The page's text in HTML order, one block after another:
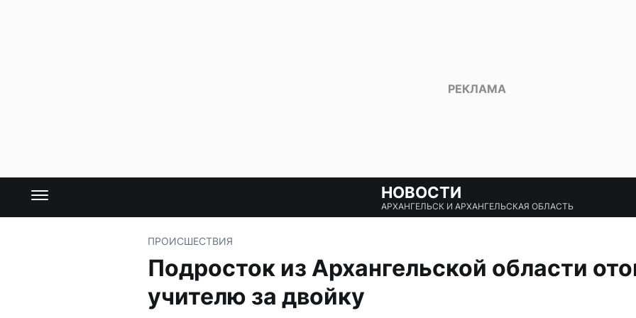
НОВОСТИ
АРХАНГЕЛЬСК И АРХАНГЕЛЬСКАЯ ОБЛАСТЬ
ПРОИСШЕСТВИЯ
Подросток из Архангельской области
учителю за двойку